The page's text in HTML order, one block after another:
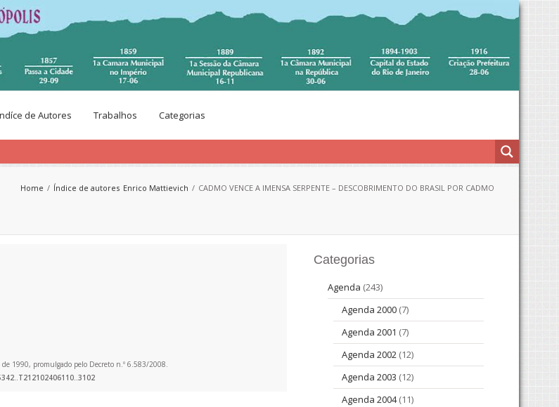
de Autores Trabalhos Categorias
Home Índice de autores Enrico Mattievich CADMO VENCE A IMENSA SERPENTE – DESCOBRIMENTO DO BRASIL POR CADMO
1990, promulgado pelo Decreto n.º 6.583/2008.
Categorias
Agenda (243)
Agenda 2000 (7)
Agenda 2001 (7)
Agenda 2002 (12)
Agenda 2003 (12)
Agenda 2004(11)